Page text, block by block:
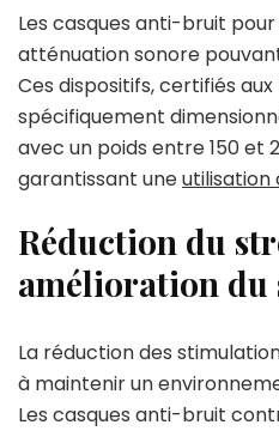
Les casques anti-bruit
atténuation sonore
Ces dispositifs, certifiés
spécifiquement
avec un poids entre 150 et
garantissant une
Réduction du
amélioration du
La réduction des
à maintenir un
Les casques anti-bruit